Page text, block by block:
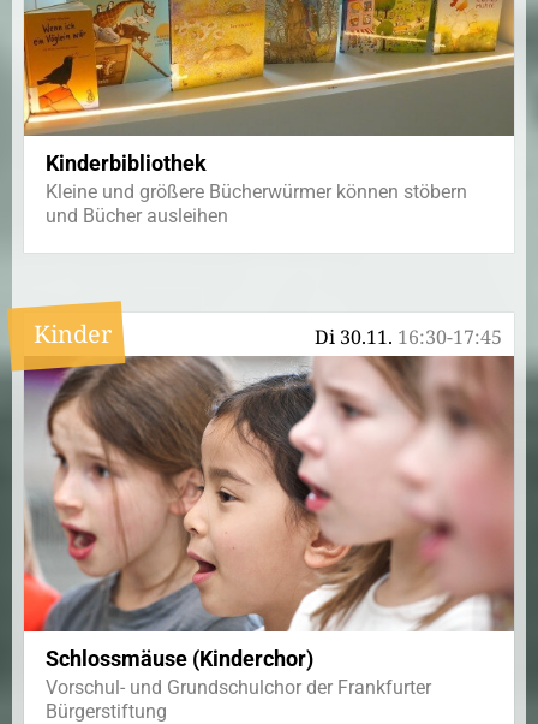
Kinderbibliothek
Kleine und größere Bücherwürmer können stöbern
und Bücher ausleihen
Di 30.11. 16:30-17:45
Kinder
Schlossmäuse (Kinderchor)
Vorschul- und Grundschulchor der Frankfurter
Bürgerstiftung